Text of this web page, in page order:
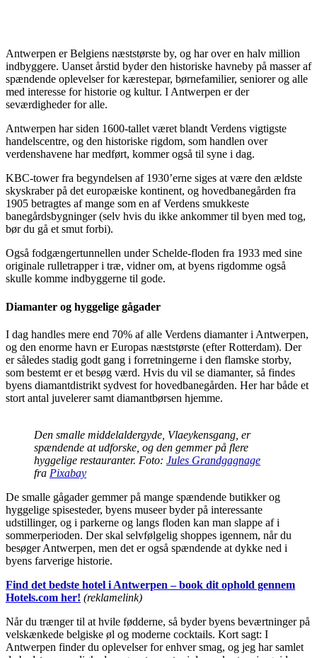
Ukraine
Ungarn
Østrig
Antwerpen er Belgiens næststørste by, og har over en halv million
indbyggere. Uanset årstid byder den historiske havneby på masser af
spændende oplevelser for kærestepar, børnefamilier, seniorer og alle
med interesse for historie og kultur. I Antwerpen er der
seværdigheder for alle.
Antwerpen har siden 1600-tallet været blandt Verdens vigtigste
handelscentre, og den historiske rigdom, som handlen over
verdenshavene har medført, kommer også til syne i dag.
KBC-tower fra begyndelsen af 1930’erne siges at være den ældste
skyskraber på det europæiske kontinent, og hovedbanegården fra
1905 betragtes af mange som en af Verdens smukkeste
banegårdsbygninger (selv hvis du ikke ankommer til byen med tog,
bør du gå et smut forbi).
Også fodgængertunnellen under Schelde-floden fra 1933 med sine
originale rulletrapper i træ, vidner om, at byens rigdomme også
skulle komme indbyggerne til gode.
Diamanter og hyggelige gågader
I dag handles mere end 70% af alle Verdens diamanter i Antwerpen,
og den enorme havn er Europas næststørste (efter Rotterdam). Der
er således stadig godt gang i forretningerne i den flamske storby,
som bestemt er et besøg værd. Hvis du vil se diamanter, så findes
byens diamantdistrikt sydvest for hovedbanegården. Her har både et
stort antal juvelerer samt diamantbørsen hjemme.
Den smalle middelaldergyde, Vlaeykensgang, er
spændende at udforske, og den gemmer på flere
hyggelige restauranter. Foto: Jules Grandgagnage
fra Pixabay
De smalle gågader gemmer på mange spændende butikker og
hyggelige spisesteder, byens museer byder på interessante
udstillinger, og i parkerne og langs floden kan man slappe af i
sommerperioden. Der skal selvfølgelig shoppes igennem, når du
besøger Antwerpen, men det er også spændende at dykke ned i
byens farverige historie.
Find det bedste hotel i Antwerpen – book dit ophold gennem
Hotels.com her! (reklamelink)
Når du trænger til at hvile fødderne, så byder byens beværtninger på
velskænkede belgiske øl og moderne cocktails. Kort sagt: I
Antwerpen finder du oplevelser for enhver smag, og jeg har samlet